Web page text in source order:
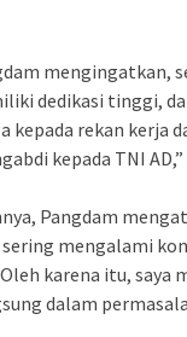
mengingatkan,
dedikasi tinggi,
kepada rekan kerja
kepada TNI AD,”
Pangdam
mengalami
karena itu, saya
dalam